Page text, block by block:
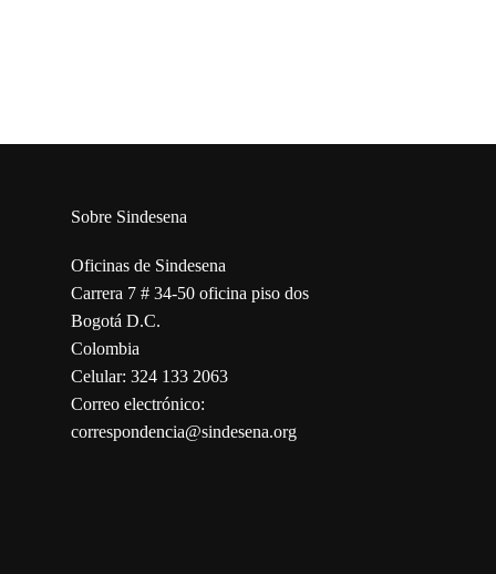
Sobre Sindesena
Oficinas de Sindesena
Carrera 7 # 34-50 oficina piso dos
Bogotá D.C.
Colombia
Celular: 324 133 2063
Correo electrónico:
correspondencia@sindesena.org